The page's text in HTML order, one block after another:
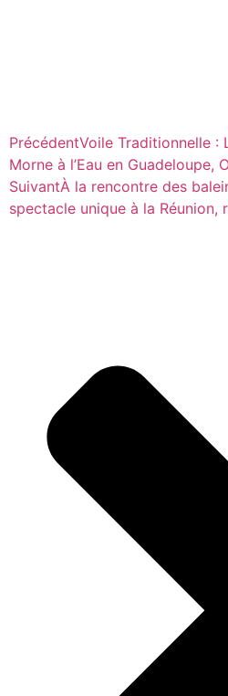
PrécédentVoile Traditionnelle :
Morne à l’Eau en Guadeloupe,
SuivantÀ la rencontre des
spectacle unique à la Réunion,